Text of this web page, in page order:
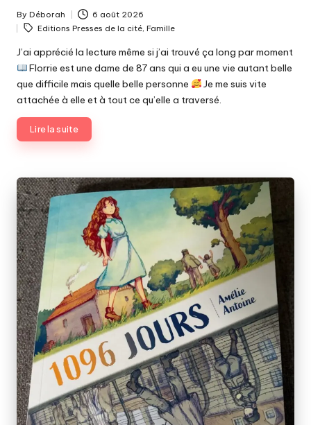
Posted
by
By Déborah 6 août 2026
Tags:
Editions Presses de la cité, Famille
J’ai apprécié la lecture même si j’ai trouvé ça long par moment
Florrie est une dame de 87 ans qui a eu une vie autant belle
que difficile mais quelle belle personne
Je me suis vite
attachée à elle et à tout ce qu’elle a traversé.
Lire la suite